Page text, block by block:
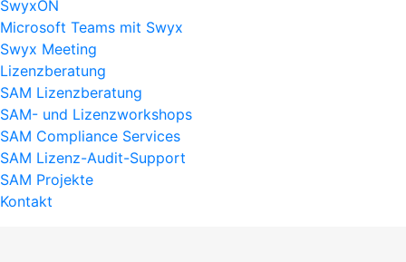
SwyxON
Microsoft Teams mit Swyx
Swyx Meeting
Lizenzberatung
SAM Lizenzberatung
SAM- und Lizenzworkshops
SAM Compliance Services
SAM Lizenz-Audit-Support
SAM Projekte
Kontakt